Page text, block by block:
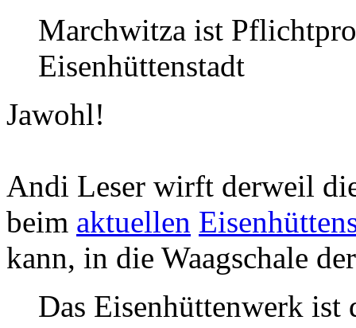
Marchwitza ist
Eisenhüttenstadt
Jawohl!
Andi Leser wirft derweil
beim aktuellen
kann, in die Waagschale
Das Eisenhüttenwerk ist